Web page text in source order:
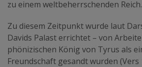
zu einem weltbeherrschenden Reich.
Zu diesem Zeitpunkt wurde laut
Davids Palast errichtet – von
phönizischen König von Tyrus als
Freundschaft gesandt wurden (Vers